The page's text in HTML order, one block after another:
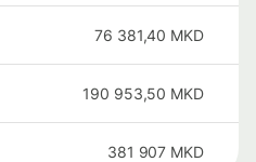
76 381,40 MKD
190 953,50 MKD
381 907 MKD